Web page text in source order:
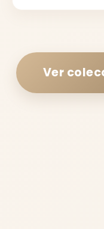
Ver